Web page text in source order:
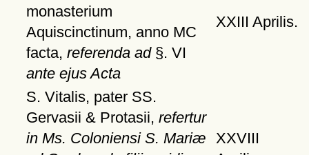
monasterium
Aquiscinctinum, anno MC
facta, referenda ad§. VI
ante ejus Acta
XXIII Aprilis.
S. Vitalis, pater SS.
Gervasii & Protasii, refertur
in Ms. Coloniensi S. Mariæ XXVIII